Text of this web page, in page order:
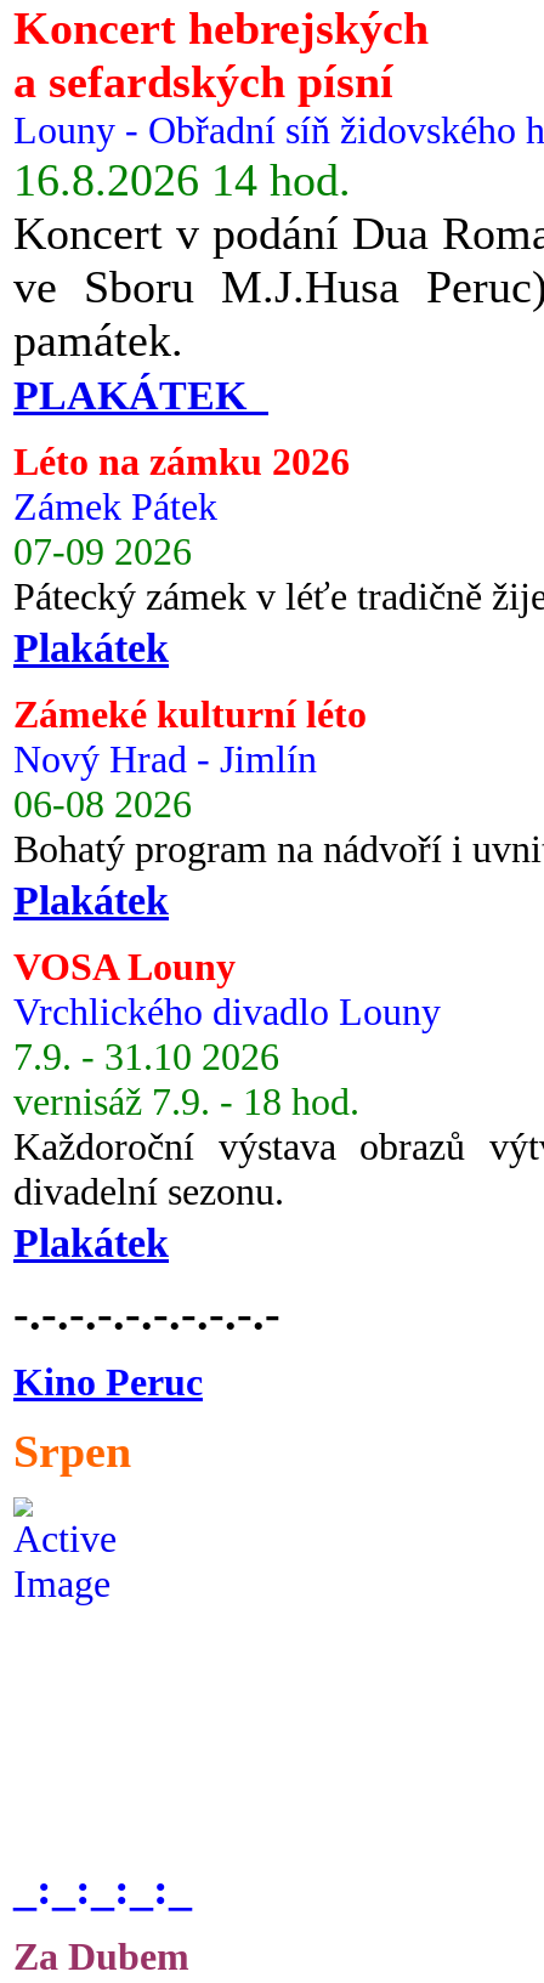
Koncert hebrejských
a sefardských písní
Louny - Obřadní síň židovského
16.8.2026 14 hod.
Koncert v podání Dua
ve Sboru M.J.Husa
památek.
PLAKÁTEK
Léto na zámku 2026
Zámek Pátek
07-09 2026
Pátecký zámek v léťe tradičně
Plakátek
Zámeké kulturní léto
Nový Hrad - Jimlín
06-08 2026
Bohatý program na nádvoří i
Plakátek
VOSA Louny
Vrchlického divadlo Louny
7.9. - 31.10 2026
vernisáž 7.9. - 18 hod.
Každoroční výstava obrazů
divadelní sezonu.
Plakátek
-.-.-.-.-.-.-.-.-.-
Kino Peruc
Srpen
_:_:_:_:_
Za Dubem